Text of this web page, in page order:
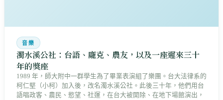
音樂
濁水溪公社：台語、龐克、農友，以及一座遲來三十
年的獎座
1989 年，師大附中一群學生為了畢業表演組了樂團。台大法律系的
柯仁堅（小柯）加入後，改名濁水溪公社。此後三十年，他們用台
語唱政客、農民、慾望、社運，在台大被開除、在地下場館演出，